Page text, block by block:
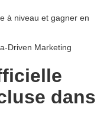
à niveau et gagner en
Driven Marketing
dans